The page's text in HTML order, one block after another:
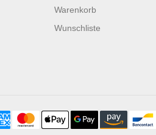
Warenkorb
Wunschliste